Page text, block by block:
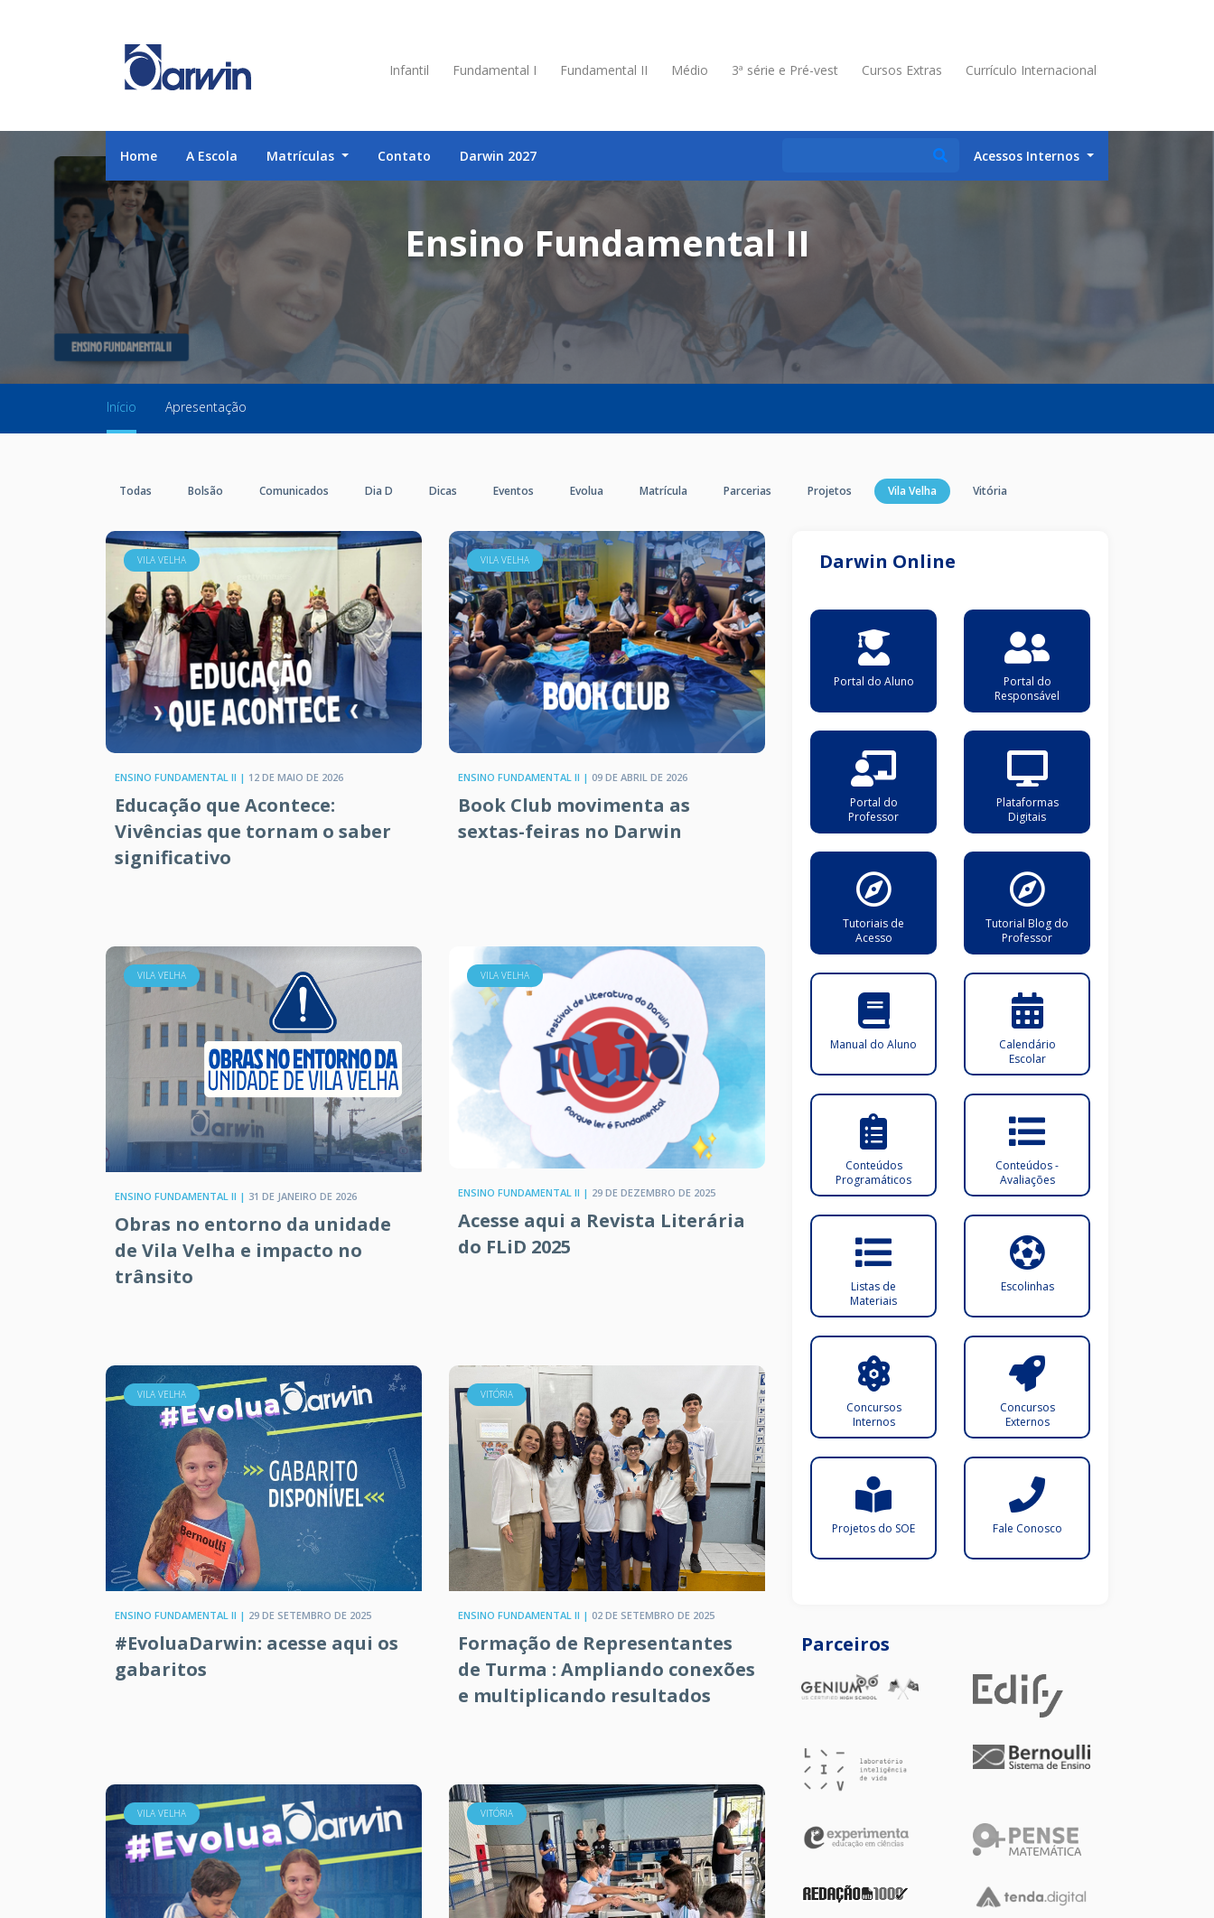
Infantil Fundamental I Fundamental II Médio 3ª série e Pré-vest Cursos Extras Currículo Internacional
Home A Escola Matrículas Contato Darwin 2027 Acessos Internos
Ensino Fundamental II
Início Apresentação
Todas Bolsão Comunicados Dia D Dicas Eventos Evolua Matrícula Parcerias Projetos Vila Velha Vitória
VILA VELHA
ENSINO FUNDAMENTAL II | 12 DE MAIO DE 2026
Educação que Acontece:
Vivências que tornam o saber
significativo
VILA VELHA
ENSINO FUNDAMENTAL II | 09 DE ABRIL DE 2026
Book Club movimenta as
sextas-feiras no Darwin
VILA VELHA
ENSINO FUNDAMENTAL II | 31 DE JANEIRO DE 2026
Obras no entorno da unidade
de Vila Velha e impacto no
trânsito
VILA VELHA
ENSINO FUNDAMENTAL II | 29 DE DEZEMBRO DE 2025
Acesse aqui a Revista Literária
do FLiD 2025
VILA VELHA
ENSINO FUNDAMENTAL II | 29 DE SETEMBRO DE 2025
#EvoluaDarwin: acesse aqui os
gabaritos
VITÓRIA
ENSINO FUNDAMENTAL II | 02 DE SETEMBRO DE 2025
Formação de Representantes
de Turma : Ampliando conexões
e multiplicando resultados
VILA VELHA VITÓRIA
Darwin Online
Portal do Aluno
Portal do
Responsável
Portal do
Professor
Plataformas
Digitais
Tutoriais de
Acesso
Tutorial Blog do
Professor
Manual do Aluno
Calendário
Escolar
Conteúdos
Programáticos
Conteúdos -
Avaliações
Listas de
Materiais
Escolinhas
Concursos
Internos
Concursos
Externos
Projetos do SOE Fale Conosco
Parceiros